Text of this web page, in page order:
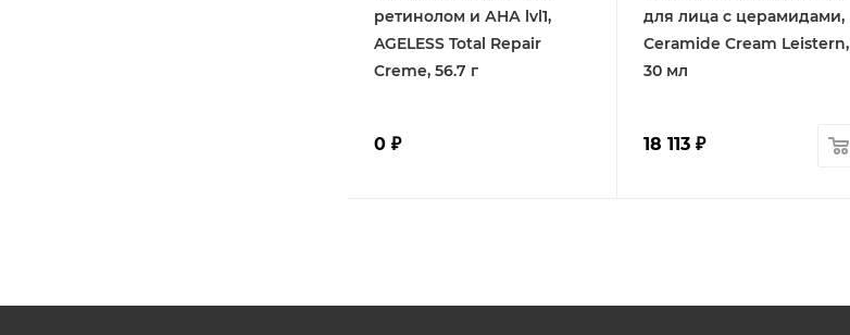
ретинолом и АНА lvl1,
AGELESS Total Repair
Creme, 56.7 г
0 ₽
для лица с церамидами,
Ceramide Cream Leistern,
30 мл
18 113 ₽